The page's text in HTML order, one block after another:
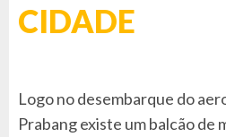
CIDADE
Logo no desembarque do
Prabang existe um balcão de